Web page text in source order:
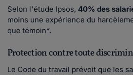
Selon l'étude Ipsos, 40% des
moins une expérience du
que témoin*.
Protection contre toute
Le Code du travail prévoit que les